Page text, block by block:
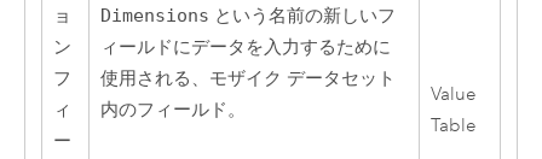
ョ
ン
フ
ィ
ー
Dimensions という名前の新しいフ
ィールドにデータを入力するために
使用される、モザイク データセット
内のフィールド。
Value
Table